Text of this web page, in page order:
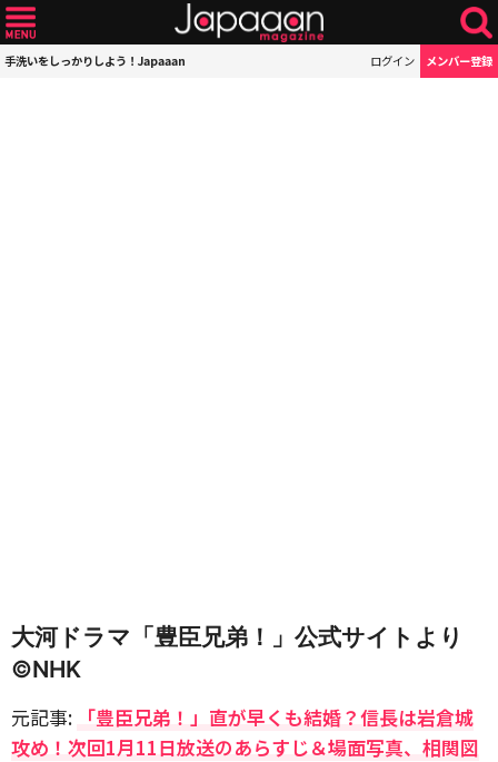
手洗いをしっかりしよう！Japaaan ログイン メンバー登録
大河ドラマ「豊臣兄弟！」公式サイトより
©️NHK
元記事: 「豊臣兄弟！」直が早くも結婚？信長は岩倉城
攻め！次回1月11日放送のあらすじ＆場面写真、相関図